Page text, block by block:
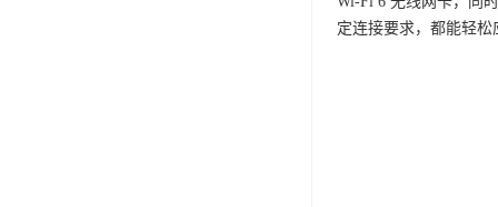
定连接要求，都能轻松